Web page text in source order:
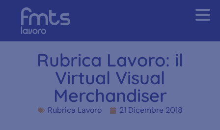
Rubrica Lavoro: il
Virtual Visual
Merchandiser
Rubrica Lavoro 21 Dicembre 2018